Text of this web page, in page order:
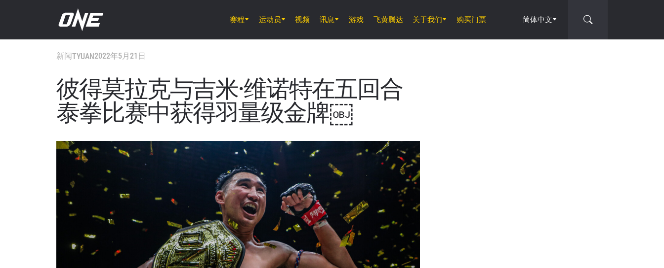
赛程
8月8日 (周六)
ONE 武士系列赛 2
运动员 视频 讯息 游戏 飞黄腾达 关于我们 购买门票 简体中文
新闻TYUAN2022年5月21日
彼得莫拉克与吉米·维诺特在五回合
泰拳比赛中获得羽量级金牌￼